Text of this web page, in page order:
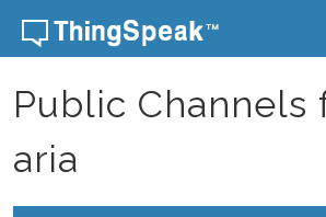
Skip to content
Public Channels
aria